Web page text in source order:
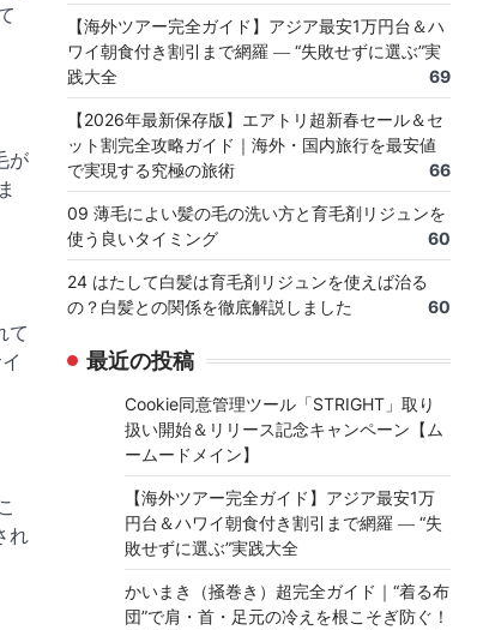
が
て
れ
【海外ツアー完全ガイド】アジア最安1万円台＆ハ
ワイ朝食付き割引まで網羅 ― “失敗せずに選ぶ”実
践大全
69
【2026年最新保存版】エアトリ超新春セール＆セ
ット割完全攻略ガイド｜海外・国内旅行を最安値
で実現する究極の旅術
66
09 薄毛によい髪の毛の洗い方と育毛剤リジュンを
使う良いタイミング
60
24 はたして白髪は育毛剤リジュンを使えば治る
の？白髪との関係を徹底解説しました
60
最近の投稿
Cookie同意管理ツール「STRIGHT」取り
扱い開始＆リリース記念キャンペーン【ム
ームードメイン】
【海外ツアー完全ガイド】アジア最安1万
円台＆ハワイ朝食付き割引まで網羅 ― “失
敗せずに選ぶ”実践大全
かいまき（掻巻き）超完全ガイド｜“着る布
団”で肩・首・足元の冷えを根こそぎ防ぐ！